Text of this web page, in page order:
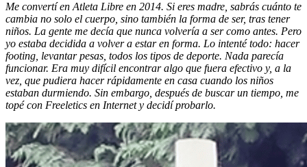
Me convertí en Atleta Libre en 2014. Si eres madre, sabrás cuánto te
cambia no solo el cuerpo, sino también la forma de ser, tras tener
niños. La gente me decía que nunca volvería a ser como antes. Pero
yo estaba decidida a volver a estar en forma. Lo intenté todo: hacer
footing, levantar pesas, todos los tipos de deporte. Nada parecía
funcionar. Era muy difícil encontrar algo que fuera efectivo y, a la
vez, que pudiera hacer rápidamente en casa cuando los niños
estaban durmiendo. Sin embargo, después de buscar un tiempo, me
topé con Freeletics en Internet y decidí probarlo.